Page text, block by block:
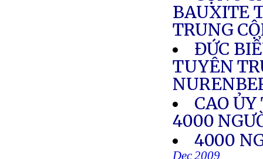
BAUXITE
TRUNG
ĐỨC
TUYÊN
CAO
4000
4000